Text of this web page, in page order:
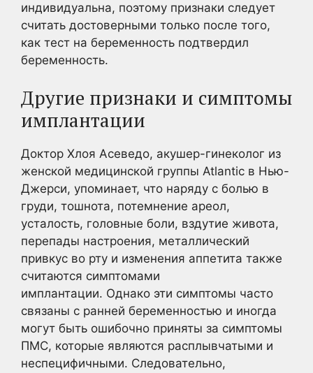
индивидуальна, поэтому признаки следует
считать достоверными только после того,
как тест на беременность подтвердил
беременность.
Другие признаки и симптомы
имплантации
Доктор Хлоя Асеведо, акушер-гинеколог из
женской медицинской группы Atlantic в Нью-
Джерси, упоминает, что наряду с болью в
груди, тошнота, потемнение ареол,
усталость, головные боли, вздутие живота,
перепады настроения, металлический
привкус во рту и изменения аппетита также
считаются симптомами
имплантации. Однако эти симптомы часто
связаны с ранней беременностью и иногда
могут быть ошибочно приняты за симптомы
ПМС, которые являются расплывчатыми и
неспецифичными. Следовательно,